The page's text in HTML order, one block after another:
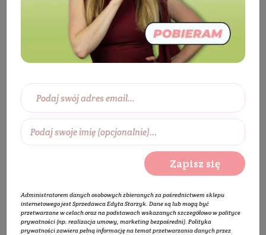
PROMOCJA
Zapisz się
Administratorem danych osobowych zbieranych za pośrednictwem sklepu
internetowego jest Sprzedawca Edyta Starzyk. Dane są lub mogą być
przetwarzane w celach oraz na podstawach wskazanych szczegółowo wpolityce
prywatności (np. realizacja umowy, marketing bezpośredni). Polityka
prywatnościzawiera pełną informację na temat przetwarzania danych przez